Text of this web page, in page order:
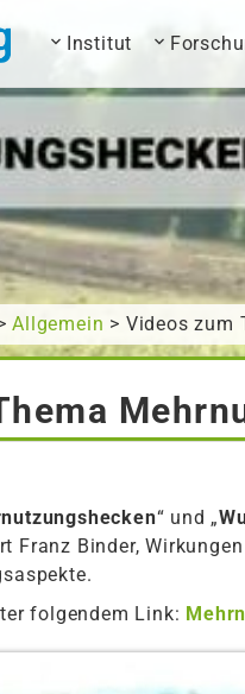
Institut
Allgemein > Videos zum
“ und „
Franz Binder,
folgendem Link: